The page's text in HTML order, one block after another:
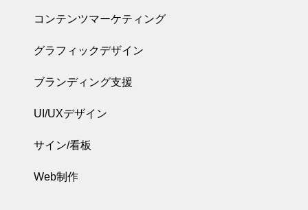
コンテンツマーケティング
グラフィックデザイン
ブランディング支援
UI/UXデザイン
サイン/看板
Web制作